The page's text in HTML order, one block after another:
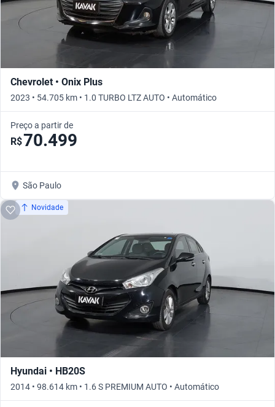
Chevrolet • Onix Plus
2023 • 54.705 km • 1.0 TURBO LTZ AUTO • Automático
Preço a partir de
R$70.499
São Paulo
Novidade
Hyundai • HB20S
2014 • 98.614 km • 1.6 S PREMIUM AUTO • Automático